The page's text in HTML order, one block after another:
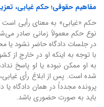
مفاهیم حقوقی؛ حکم غیابی،
حکم «غیابی» به معنای رأیی است
نوع حکم معمولاً زمانی صادر
در جلسات دادگاه حاضر نشود یا
با توجه به اینکه او در خارج از
به او ممکن نبوده یا او پاسخ
شده است. پس از ابلاغ رأی
پرونده مجدداً در همان دادگاه
باید به صورت حضوری باشد.